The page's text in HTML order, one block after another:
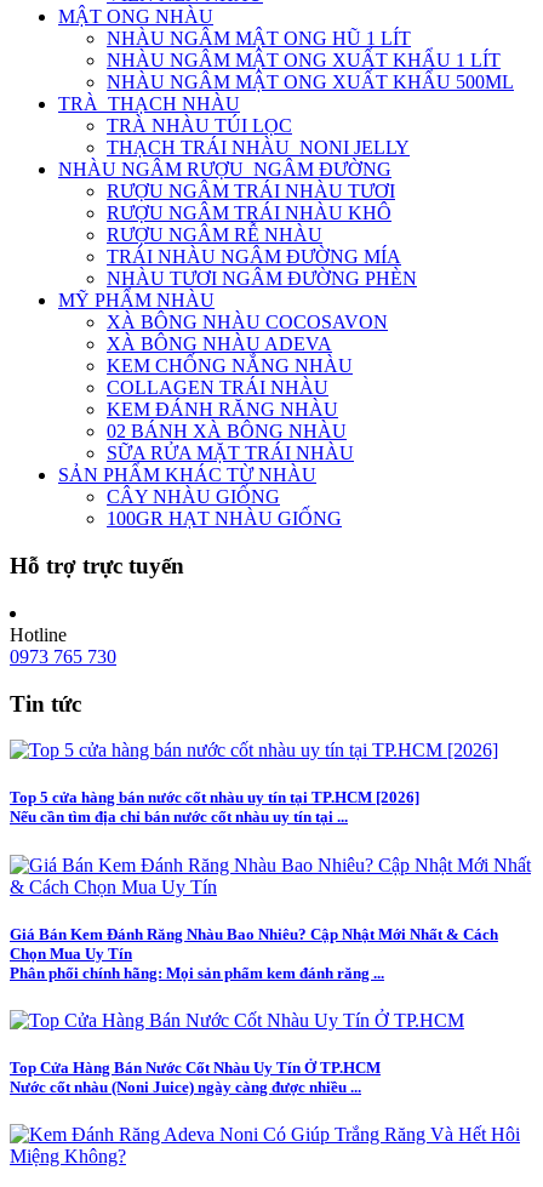
MẬT ONG NHÀU
NHÀU NGÂM MẬT ONG HŨ 1 LÍT
NHÀU NGÂM MẬT ONG XUẤT KHẨU 1 LÍT
NHÀU NGÂM MẬT ONG XUẤT KHẨU 500ML
TRÀ_THẠCH NHÀU
TRÀ NHÀU TÚI LỌC
THẠCH TRÁI NHÀU_NONI JELLY
NHÀU NGÂM RƯỢU_NGÂM ĐƯỜNG
RƯỢU NGÂM TRÁI NHÀU TƯƠI
RƯỢU NGÂM TRÁI NHÀU KHÔ
RƯỢU NGÂM RỄ NHÀU
TRÁI NHÀU NGÂM ĐƯỜNG MÍA
NHÀU TƯƠI NGÂM ĐƯỜNG PHÈN
MỸ PHẨM NHÀU
XÀ BÔNG NHÀU COCOSAVON
XÀ BÔNG NHÀU ADEVA
KEM CHỐNG NẮNG NHÀU
COLLAGEN TRÁI NHÀU
KEM ĐÁNH RĂNG NHÀU
02 BÁNH XÀ BÔNG NHÀU
SỮA RỬA MẶT TRÁI NHÀU
SẢN PHẨM KHÁC TỪ NHÀU
CÂY NHÀU GIỐNG
100GR HẠT NHÀU GIỐNG
Hỗ trợ trực tuyến
Hotline
0973 765 730
Tin tức
Top 5 cửa hàng bán nước cốt nhàu uy tín tại TP.HCM [2026]
Nếu cần tìm địa chỉ bán nước cốt nhàu uy tín tại ...
Giá Bán Kem Đánh Răng Nhàu Bao Nhiêu? Cập Nhật Mới Nhất & Cách
Chọn Mua Uy Tín
Phân phối chính hãng: Mọi sản phẩm kem đánh răng ...
Top Cửa Hàng Bán Nước Cốt Nhàu Uy Tín Ở TP.HCM
Nước cốt nhàu (Noni Juice) ngày càng được nhiều ...